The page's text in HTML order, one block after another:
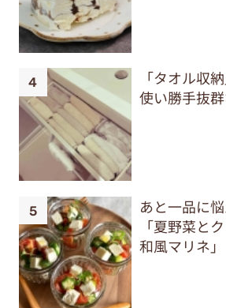
「タオル収
使い勝手抜
あと一品に
「夏野菜と
和風マリネ」